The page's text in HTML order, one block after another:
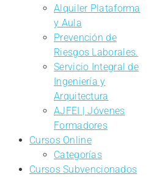
Alquiler Plataforma
y Aula
Prevención de
Riesgos Laborales.
Servicio Integral de
Ingeniería y
Arquitectura
AJFEI | Jóvenes
Formadores
Cursos Online
Categorías
Cursos Subvencionados